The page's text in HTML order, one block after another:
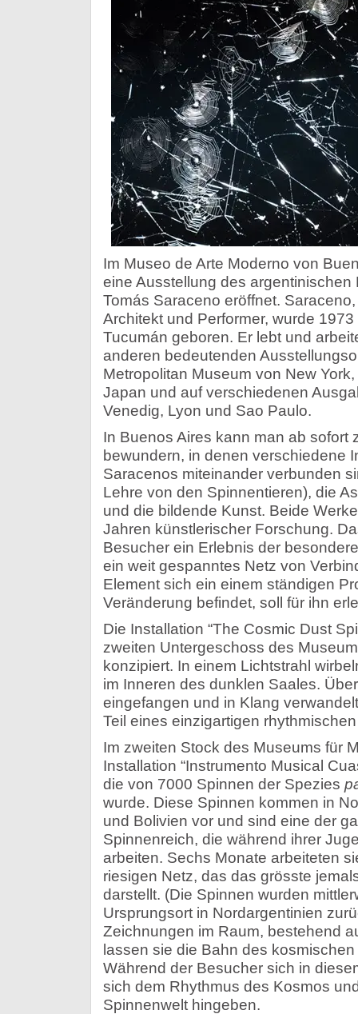
Im Museo de Arte Moderno von
eine Ausstellung des argentinischen
Tomás Saraceno eröffnet.
Architekt und Performer, wurde
Tucumán geboren. Er lebt und
anderen bedeutenden
Metropolitan Museum von New
Japan und auf verschiedenen
Venedig, Lyon und Sao Paulo.
In Buenos Aires kann man ab sofort
bewundern, in denen verschiedene
Saracenos miteinander verbunden
Lehre von den Spinnentieren), die
und die bildende Kunst. Beide
Jahren künstlerischer Forschung.
Besucher ein Erlebnis der
ein weit gespanntes Netz von
Element sich ein einem ständigen
Veränderung befindet, soll für ihn
Die Installation “The Cosmic Dust
zweiten Untergeschoss des
konzipiert. In einem Lichtstrahl
im Inneren des dunklen Saales.
eingefangen und in Klang
Teil eines einzigartigen
Im zweiten Stock des Museums für
Installation “Instrumento Musical
die von 7000 Spinnen der Spezies
wurde. Diese Spinnen kommen in
und Bolivien vor und sind eine der
Spinnenreich, die während ihrer
arbeiten. Sechs Monate arbeiteten
riesigen Netz, das das grösste
darstellt. (Die Spinnen wurden
Ursprungsort in Nordargentinien
Zeichnungen im Raum, bestehend
lassen sie die Bahn des
Während der Besucher sich in
sich dem Rhythmus des Kosmos
Spinnenwelt hingeben.